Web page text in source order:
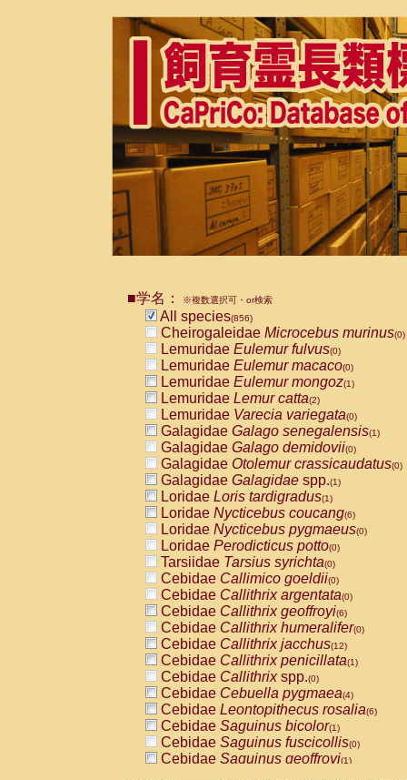
■学名： ※複数選択可・or検索
All species(856)
Cheirogaleidae Microcebus murinus(0)
Lemuridae Eulemur fulvus(0)
Lemuridae Eulemur macaco(0)
Lemuridae Eulemur mongoz(1)
Lemuridae Lemur catta(2)
Lemuridae Varecia variegata(0)
Galagidae Galago senegalensis(1)
Galagidae Galago demidovii(0)
Galagidae Otolemur crassicaudatus(0)
Galagidae Galagidae spp.(1)
Loridae Loris tardigradus(1)
Loridae Nycticebus coucang(6)
Loridae Nycticebus pygmaeus(0)
Loridae Perodicticus potto(0)
Tarsiidae Tarsius syrichta(0)
Cebidae Callimico goeldii(0)
Cebidae Callithrix argentata(0)
Cebidae Callithrix geoffroyi(6)
Cebidae Callithrix humeralifer(0)
Cebidae Callithrix jacchus(12)
Cebidae Callithrix penicillata(1)
Cebidae Callithrixspp.(0)
Cebidae Cebuella pygmaea(4)
Cebidae Leontopithecus rosalia(6)
Cebidae Saguinus bicolor(1)
Cebidae Saguinus fuscicollis(0)
Cebidae Saguinus geoffroyi(1)